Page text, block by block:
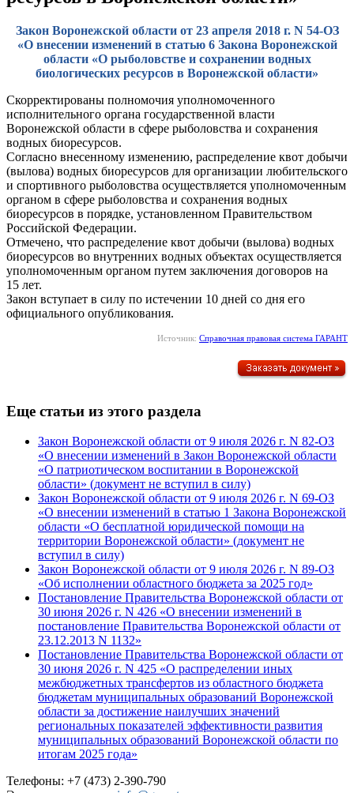
Закон Воронежской области от 23 апреля 2018 г. N 54-ОЗ
«О внесении изменений в статью 6 Закона Воронежской
области «О рыболовстве и сохранении водных
биологических ресурсов в Воронежской области»
Скорректированы полномочия уполномоченного
исполнительного органа государственной власти
Воронежской области в сфере рыболовства и сохранения
водных биоресурсов.
Согласно внесенному изменению, распределение квот добычи
(вылова) водных биоресурсов для организации любительского
и спортивного рыболовства осуществляется уполномоченным
органом в сфере рыболовства и сохранения водных
биоресурсов в порядке, установленном Правительством
Российской Федерации.
Отмечено, что распределение квот добычи (вылова) водных
биоресурсов во внутренних водных объектах осуществляется
уполномоченным органом путем заключения договоров на
15 лет.
Закон вступает в силу по истечении 10 дней со дня его
официального опубликования.
Источник: Справочная правовая система ГАРАНТ
Еще статьи из этого раздела
Закон Воронежской области от 9 июля 2026 г. N 82-ОЗ
«О внесении изменений в Закон Воронежской области
«О патриотическом воспитании в Воронежской
области» (документ не вступил в силу)
Закон Воронежской области от 9 июля 2026 г. N 69-ОЗ
«О внесении изменений в статью 1 Закона Воронежской
области «О бесплатной юридической помощи на
территории Воронежской области» (документ не
вступил в силу)
Закон Воронежской области от 9 июля 2026 г. N 89-ОЗ
«Об исполнении областного бюджета за 2025 год»
Постановление Правительства Воронежской области от
30 июня 2026 г. N 426 «О внесении изменений в
постановление Правительства Воронежской области от
23.12.2013 N 1132»
Постановление Правительства Воронежской области от
30 июня 2026 г. N 425 «О распределении иных
межбюджетных трансфертов из областного бюджета
бюджетам муниципальных образований Воронежской
области за достижение наилучших значений
региональных показателей эффективности развития
муниципальных образований Воронежской области по
итогам 2025 года»
Телефоны: +7 (473) 2-390-790